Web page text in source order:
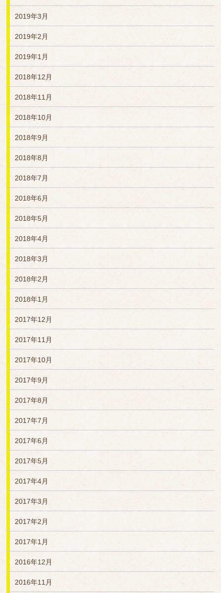
2019年3月
2019年2月
2019年1月
2018年12月
2018年11月
2018年10月
2018年9月
2018年8月
2018年7月
2018年6月
2018年5月
2018年4月
2018年3月
2018年2月
2018年1月
2017年12月
2017年11月
2017年10月
2017年9月
2017年8月
2017年7月
2017年6月
2017年5月
2017年4月
2017年3月
2017年2月
2017年1月
2016年12月
2016年11月